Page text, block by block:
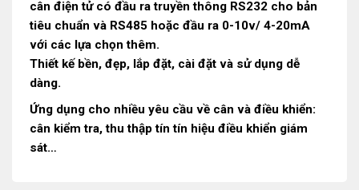
cân điện tử có đầu ra truyền thông RS232 cho bản
tiêu chuẩn và RS485 hoặc đầu ra 0-10v/ 4-20mA
với các lựa chọn thêm.
Thiết kế bền, đẹp, lắp đặt, cài đặt và sử dụng dễ
dàng.
Ứng dụng cho nhiều yêu cầu về cân và điều khiển:
cân kiểm tra, thu thập tín tín hiệu điều khiển giám
sát…